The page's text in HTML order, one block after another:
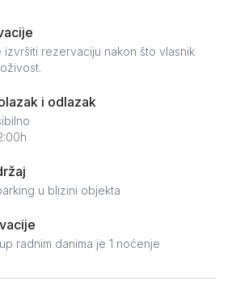
izvršiti rezervaciju nakon što vlasnik
i odlazak
u blizini objekta
radnim danima je 1 noćenje